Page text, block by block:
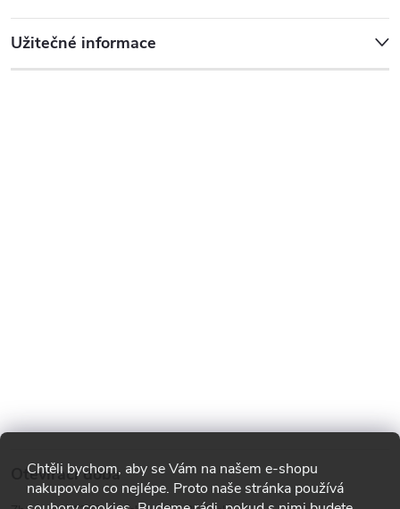
Chtěli bychom, aby se Vám na našem e-shopu
nakupovalo co nejlépe. Proto naše stránka používá
Užitečné informace
Otevírací doba